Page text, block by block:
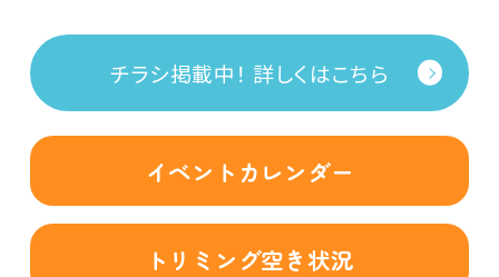
チラシ掲載中！ 詳しくはこちら
イベントカレンダー
トリミング空き状況